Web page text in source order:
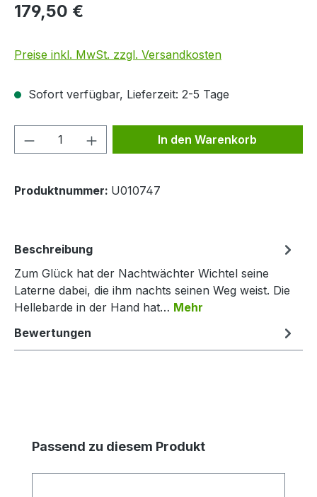
179,50 €
Preise inkl. MwSt. zzgl. Versandkosten
Sofort verfügbar, Lieferzeit: 2-5 Tage
Produkt Anzahl: Gib denIn den Warenkorb
Produktnummer: U010747
Beschreibung
Zum Glück hat der Nachtwächter Wichtel seine
Laterne dabei, die ihm nachts seinen Weg weist. Die
Hellebarde in der Hand hat… Mehr
Bewertungen
Produktgalerie überspringen
Passend zu diesem Produkt